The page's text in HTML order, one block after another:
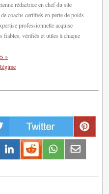
rédactrice en chef du site
coachs certifiés en perte de poids
professionnelle acquise
fiables, vérifiés et utiles à chaque
»